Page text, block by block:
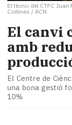
El tècnic del CTFC
Codinas / ACN
El canvi
amb
El Centre de
una bona gestió
10%